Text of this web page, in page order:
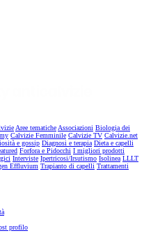
Aree tematicheAssociazioni Biologia dei
Calvizie Femminile Calvizie TV Calvizie.net
e gossip Diagnosi e terapia Dieta e capelli
Forfora e Pidocchi I migliori prodotti
Interviste Ipertricosi/Irsutismo Isolinea LLLT
Effluvium Trapianto di capelli Trattamenti
profilo